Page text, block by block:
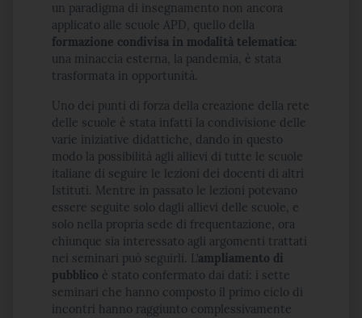
un paradigma di insegnamento non ancora
applicato alle scuole APD, quello della
formazione condivisa in modalità telematica:
una minaccia esterna, la pandemia, è stata
trasformata in opportunità.
Uno dei punti di forza della creazione della rete
delle scuole è stata infatti la condivisione delle
varie iniziative didattiche, dando in questo
modo la possibilità agli allievi di tutte le scuole
italiane di seguire le lezioni dei docenti di altri
Istituti. Mentre in passato le lezioni potevano
essere seguite solo dagli allievi delle scuole, e
solo nella propria sede di frequentazione, ora
chiunque sia interessato agli argomenti trattati
nei seminari può seguirli. L’ampliamento di
pubblico è stato confermato dai dati: i sette
seminari che hanno composto il primo ciclo di
incontri hanno raggiunto complessivamente